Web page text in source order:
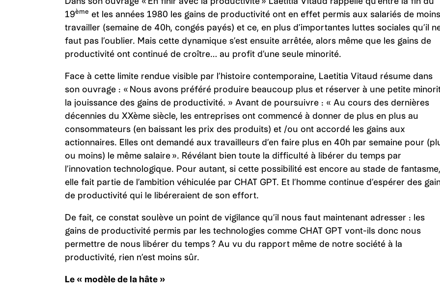
19ème et les années 1980 les gains de productivité ont en effet permis aux salariés de moins
travailler (semaine de 40h, congés payés) et ce, en plus d’importantes luttes sociales qu’il
faut pas l’oublier. Mais cette dynamique s’est ensuite arrêtée, alors même que les gains de
productivité ont continué de croître… au profit d’une seule minorité.
Face à cette limite rendue visible par l’histoire contemporaine, Laetitia Vitaud résume dans
son ouvrage : « Nous avons préféré produire beaucoup plus et réserver à une petite
la jouissance des gains de productivité. » Avant de poursuivre : « Au cours des dernières
décennies du XXème siècle, les entreprises ont commencé à donner de plus en plus au
consommateurs (en baissant les prix des produits) et /ou ont accordé les gains aux
actionnaires. Elles ont demandé aux travailleurs d’en faire plus en 40h par semaine pour
ou moins) le même salaire ». Révélant bien toute la difficulté à libérer du temps par
l’innovation technologique. Pour autant, si cette possibilité est encore au stade de fantasme,
elle fait partie de l’ambition véhiculée par CHAT GPT. Et l’homme continue d’espérer des
de productivité qui le libéreraient de son effort.
De fait, ce constat soulève un point de vigilance qu’il nous faut maintenant adresser : les
gains de productivité permis par les technologies comme CHAT GPT vont-ils donc nous
permettre de nous libérer du temps ? Au vu du rapport même de notre société à la
productivité, rien n’est moins sûr.
Le « modèle de la hâte »